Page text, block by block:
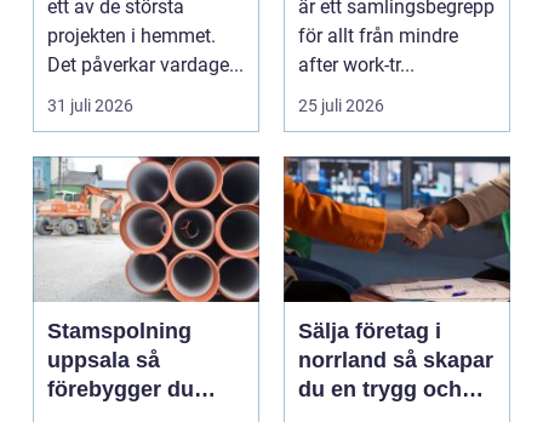
ett av de största
projekten i hemmet.
Det påverkar vardage...
31 juli 2026
är ett samlingsbegrepp
för allt från mindre
after work-tr...
25 juli 2026
Stamspolning
uppsala så
förebygger du
Sälja företag i
norrland så skapar
du en trygg och